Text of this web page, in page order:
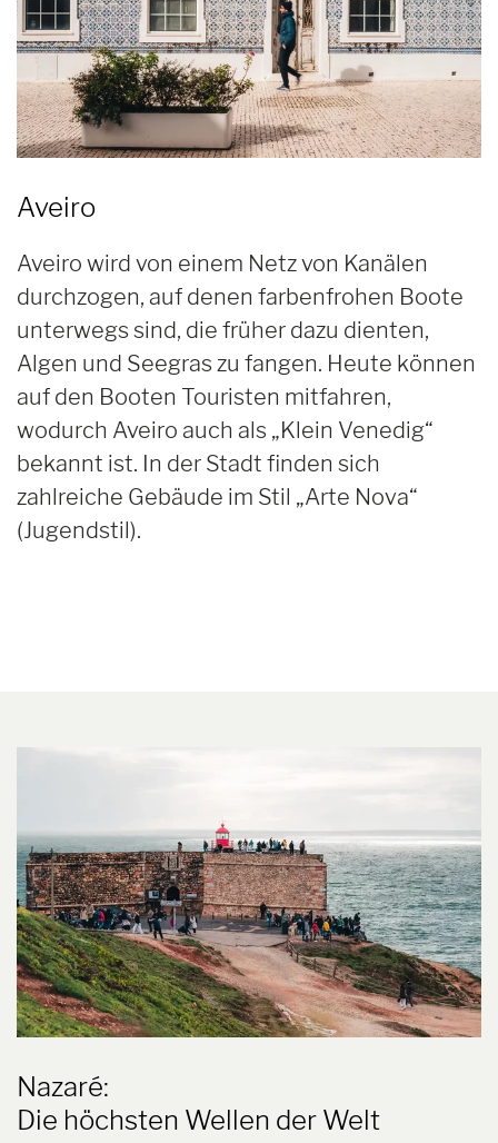
Aveiro
Aveiro wird von einem Netz von Kanälen
durchzogen, auf denen farbenfrohen Boote
unterwegs sind, die früher dazu dienten,
Algen und Seegras zu fangen. Heute können
auf den Booten Touristen mitfahren,
wodurch Aveiro auch als „Klein Venedig“
bekannt ist. In der Stadt finden sich
zahlreiche Gebäude im Stil „Arte Nova“
(Jugendstil).
Nazaré:
Die höchsten Wellen der Welt